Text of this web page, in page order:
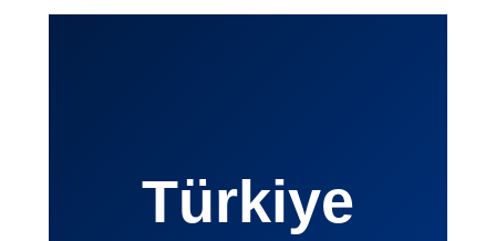
Türkiye